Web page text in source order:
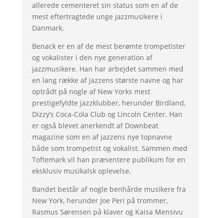
allerede cementeret sin status som en af de
mest eftertragtede unge jazzmusikere i
Danmark.
Benack er en af de mest berømte trompetister
og vokalister i den nye generation af
jazzmusikere. Han har arbejdet sammen med
en lang række af jazzens største navne og har
optrådt på nogle af New Yorks mest
prestigefyldte jazzklubber, herunder Birdland,
Dizzy’s Coca-Cola Club og Lincoln Center. Han
er også blevet anerkendt af Downbeat
magazine som en af jazzens nye topnavne
både som trompetist og vokalist. Sammen med
Toftemark vil han præsentere publikum for en
eksklusiv musikalsk oplevelse.
Bandet består af nogle benhårde musikere fra
New York, herunder Joe Peri på trommer,
Rasmus Sørensen på klaver og Kaisa Mensivu